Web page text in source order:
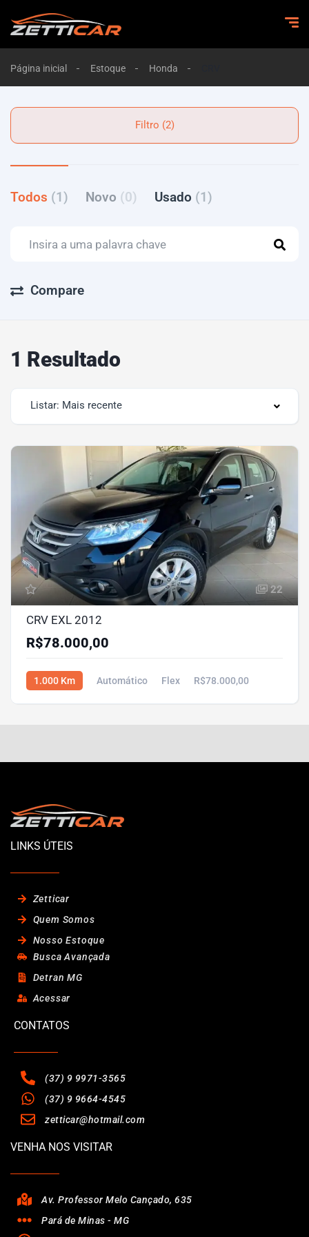
Página inicial Estoque Honda
Filtro (2)
Todos (1) Novo (0) Usado (1)
Compare
1 Resultado
Listar: Mais recente
22
CRV EXL 2012
R$78.000,00
1.000 Km Automático Flex R$78.000,00
LINKS ÚTEIS
Zetticar
Quem Somos
Nosso Estoque
Busca Avançada
Detran MG
Acessar
CONTATOS
(37) 9 9971-3565
(37) 9 9664-4545
zetticar@hotmail.com
VENHA NOS VISITAR
Av. Professor Melo Cançado, 635
Pará de Minas - MG